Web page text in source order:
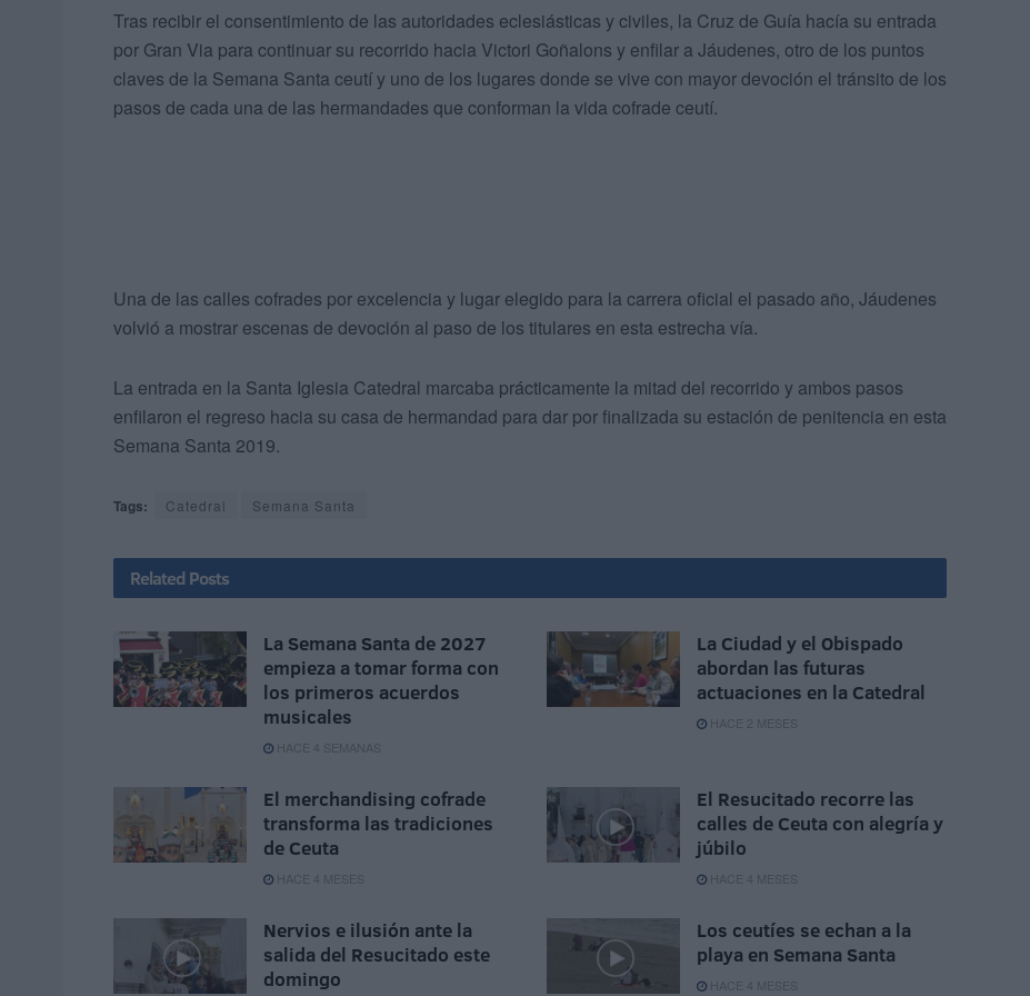
Tras recibir el consentimiento de las autoridades eclesiásticas y civiles, la Cruz de Guía hacía su entrada
por Gran Via para continuar su recorrido hacia Victori Goñalons y enfilar a Jáudenes, otro de los puntos
claves de la Semana Santa ceutí y uno de los lugares donde se vive con mayor devoción el tránsito de los
pasos de cada una de las hermandades que conforman la vida cofrade ceutí.
Una de las calles cofrades por excelencia y lugar elegido para la carrera oficial el pasado año, Jáudenes
volvió a mostrar escenas de devoción al paso de los titulares en esta estrecha vía.
La entrada en la Santa Iglesia Catedral marcaba prácticamente la mitad del recorrido y ambos pasos
enfilaron el regreso hacia su casa de hermandad para dar por finalizada su estación de penitencia en esta
Semana Santa 2019.
Tags: Catedral Semana Santa
Related Posts
La Semana Santa de 2027
empieza a tomar forma con
los primeros acuerdos
musicales
HACE 4 SEMANAS
La Ciudad y el Obispado
abordan las futuras
actuaciones en la Catedral
HACE 2 MESES
El merchandising cofrade
transforma las tradiciones
de Ceuta
HACE 4 MESES
El Resucitado recorre las
calles de Ceuta con alegría y
júbilo
HACE 4 MESES
Nervios e ilusión ante la
salida del Resucitado este
domingo
Los ceutíes se echan a la
playa en Semana Santa
HACE 4 MESES